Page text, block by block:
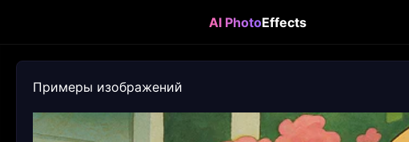
AI PhotoEffects
Примеры изображений